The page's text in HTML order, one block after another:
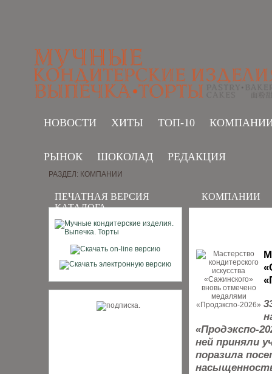
НОВОСТИ ХИТЫ ТОП-10
РЫНОК ШОКОЛАД РЕДАКЦИЯ
ПЕЧАТНАЯ ВЕРСИЯ
КАТАЛОГА
РАЗДЕЛ: КОМПАНИИ
КОМПАНИИ
ней приняли
поразила